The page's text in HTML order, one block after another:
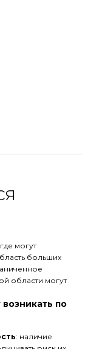
могут
больших
области могут
по
: наличие